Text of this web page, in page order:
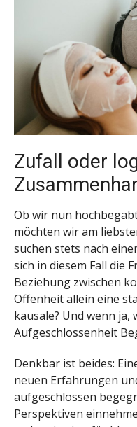
Zufall oder
Ob wir nun
möchten wir am
suchen stets nach
sich in diesem Fall die
Beziehung zwischen
Offenheit allein eine
kausale? Und wenn ja,
Aufgeschlossenheit
Denkbar ist beides:
neuen Erfahrungen
aufgeschlossen
Perspektiven